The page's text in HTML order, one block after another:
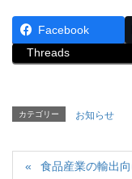
Facebook
Threads
カテゴリー お知らせ
食品産業の輸出